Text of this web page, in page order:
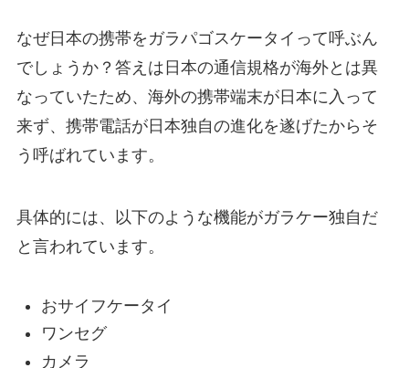
なぜ日本の携帯をガラパゴスケータイって呼ぶん
でしょうか？答えは日本の通信規格が海外とは異
なっていたため、海外の携帯端末が日本に入って
来ず、携帯電話が日本独自の進化を遂げたからそ
う呼ばれています。
具体的には、以下のような機能がガラケー独自だ
と言われています。
おサイフケータイ
ワンセグ
カメラ